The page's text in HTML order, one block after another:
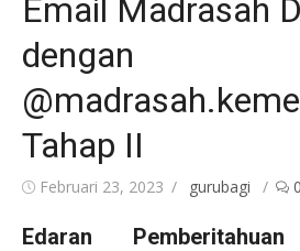
Email Madrasah
dengan
Tahap II
Posted
Februari 23, 2023 Author
gurubagi 0
Edaran